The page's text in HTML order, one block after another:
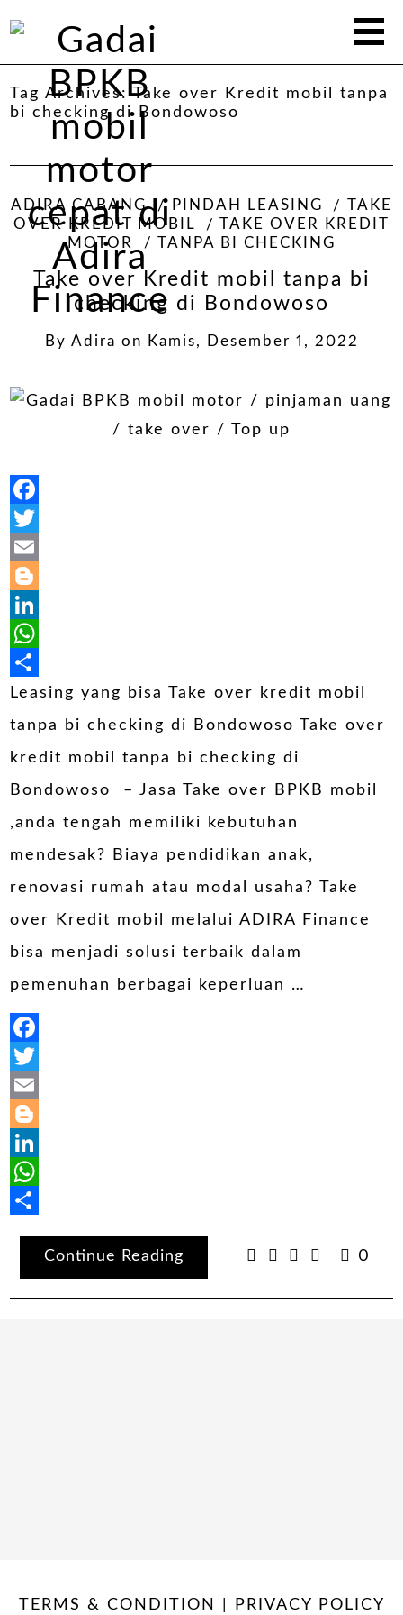
Tag Archives:Take over Kredit mobil tanpa
bi checking di Bondowoso
ADIRA CABANG PINDAH LEASING
TAKE
OVER KREDIT MOBIL
TAKE OVER KREDIT
MOTOR
TANPA BI CHECKING
Take over Kredit mobil tanpa bi
checking di Bondowoso
By Adira on Kamis, Desember 1, 2022
Facebook
Twitter
Email
Blogger
LinkedIn
WhatsApp
Share
Leasing yang bisa Take over kredit mobil
tanpa bi checking di Bondowoso Take over
kredit mobil tanpa bi checking di
Bondowoso – Jasa Take over BPKB mobil
,anda tengah memiliki kebutuhan
mendesak? Biaya pendidikan anak,
renovasi rumah atau modal usaha? Take
over Kredit mobil melalui ADIRA Finance
bisa menjadi solusi terbaik dalam
pemenuhan berbagai keperluan …
Facebook
Twitter
Email
Blogger
LinkedIn
WhatsApp
Continue Reading
0
TERMS & CONDITION | PRIVACY POLICY